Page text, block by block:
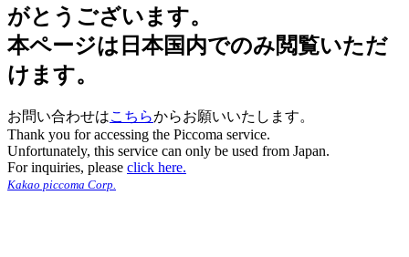
がとうございます。
本ページは日本国内でのみ閲覧いただ
けます。
お問い合わせはこちらからお願いいたします。
Thank you for accessing the Piccoma service.
Unfortunately, this service can only be used from Japan.
For inquiries, please click here.
Kakao piccoma Corp.